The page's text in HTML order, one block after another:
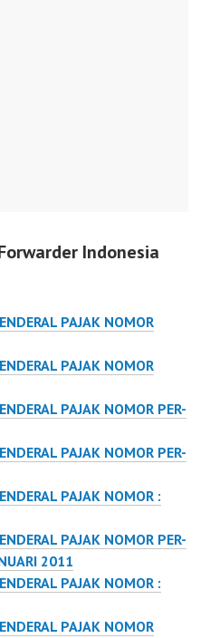
Indonesia
PAJAK NOMOR
PAJAK NOMOR
PAJAK NOMOR PER-
PAJAK NOMOR PER-
PAJAK NOMOR :
PAJAK NOMOR PER-
2011
PAJAK NOMOR :
PAJAK NOMOR